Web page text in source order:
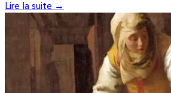
Lire la suite →